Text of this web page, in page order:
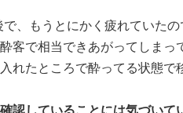
、もうとにかく疲れていた
客で相当できあがってしま
れたところで酔ってる状態で
認していることには気づいて